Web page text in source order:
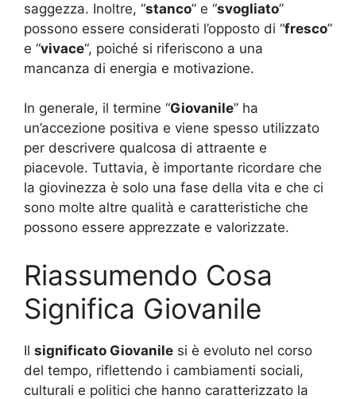
saggezza. Inoltre, “stanco” e “svogliato”
possono essere considerati l’opposto di “fresco”
e “vivace“, poiché si riferiscono a una
mancanza di energia e motivazione.
In generale, il termine “Giovanile” ha
un’accezione positiva e viene spesso utilizzato
per descrivere qualcosa di attraente e
piacevole. Tuttavia, è importante ricordare che
la giovinezza è solo una fase della vita e che ci
sono molte altre qualità e caratteristiche che
possono essere apprezzate e valorizzate.
Riassumendo Cosa
Significa Giovanile
Il significato Giovanile si è evoluto nel corso
del tempo, riflettendo i cambiamenti sociali,
culturali e politici che hanno caratterizzato la